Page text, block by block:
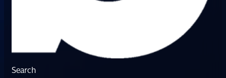
Search